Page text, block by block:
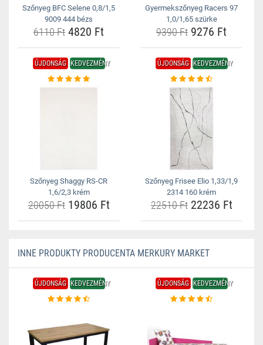
Szőnyeg BFC Selene 0,8/1,5
9009 444 bézs
6110 Ft 4820 Ft
Gyermekszőnyeg Racers 97
1,0/1,65 szürke
9390 Ft 9276 Ft
ÚJDONSÁG KEDVEZMÉNY
Szőnyeg Shaggy RS-CR
1,6/2,3 krém
20050 Ft19806 Ft
ÚJDONSÁG KEDVEZMÉNY
Szőnyeg Frisee Elio 1,33/1,9
2314 160 krém
22510 Ft22236 Ft
INNE PRODUKTY PRODUCENTA MERKURY MARKET
ÚJDONSÁG KEDVEZMÉNY ÚJDONSÁG KEDVEZMÉNY